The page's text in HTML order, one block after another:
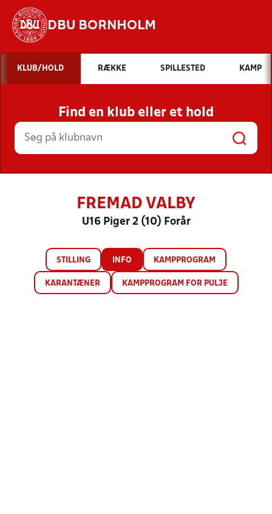
DBU BORNHOLM
Hvad vil du søge efter?
INDHOLD OG NYHEDER
STILLINGER, RESULTATER, KLUBBER OG
HOLD
KLUB/HOLD RÆKKE SPILLESTED KAMP
Find en klub eller et hold
FREMAD VALBY
U16 Piger 2 (10) Forår
STILLING INFO KAMPPROGRAM
KARANTÆNER KAMPPROGRAM FOR PULJE